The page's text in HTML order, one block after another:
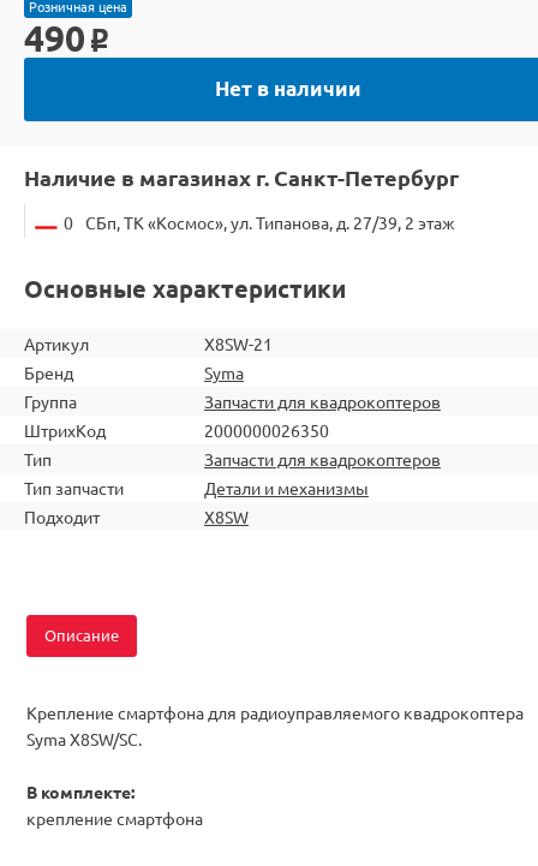
Розничная цена
490 o
Нет в наличии
Наличие в магазинах г. Санкт-Петербург
0 СБп, ТК «Космос», ул. Типанова, д. 27/39, 2 этаж
Основные характеристики
Артикул
X8SW-21
Бренд
Syma
Группа
Запчасти для квадрокоптеров
ШтрихКод
2000000026350
Тип
Запчасти для квадрокоптеров
Тип запчасти
Детали и механизмы
Подходит
X8SW
Описание
Крепление смартфона для радиоуправляемого квадрокоптера
Syma X8SW/SC.
В комплекте:
крепление смартфона